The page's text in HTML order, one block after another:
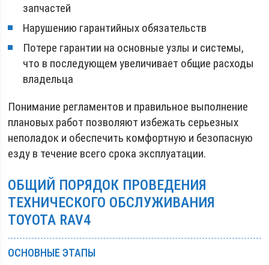
запчастей
Нарушению гарантийных обязательств
Потере гарантии на основные узлы и системы,
что в последующем увеличивает общие расходы
владельца
Понимание регламентов и правильное выполнение
плановых работ позволяют избежать серьезных
неполадок и обеспечить комфортную и безопасную
езду в течение всего срока эксплуатации.
ОБЩИЙ ПОРЯДОК ПРОВЕДЕНИЯ
ТЕХНИЧЕСКОГО ОБСЛУЖИВАНИЯ
TOYOTA RAV4
ОСНОВНЫЕ ЭТАПЫ